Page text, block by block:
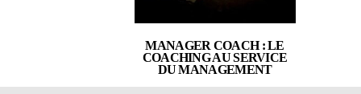
MANAGER COACH : LE
COACHING AU SERVICE
DU MANAGEMENT